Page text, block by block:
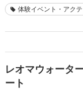
体験イベント・アク
レオマウォータ
ート